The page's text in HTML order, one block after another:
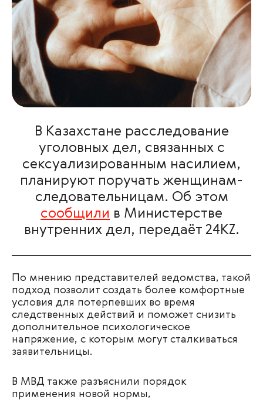
В Казахстане расследование
уголовных дел, связанных с
сексуализированным насилием,
планируют поручать женщинам-
следовательницам. Об этом
сообщили в Министерстве
внутренних дел, передаёт 24KZ.
По мнению представителей ведомства, такой
подход позволит создать более комфортные
условия для потерпевших во время
следственных действий и поможет снизить
дополнительное психологическое
напряжение, с которым могут сталкиваться
заявительницы.
В МВД также разъяснили порядок
применения новой нормы,